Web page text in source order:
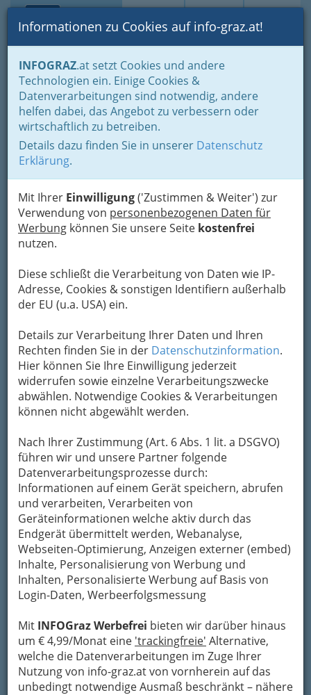
Suche Login Toggle
Informationen zu Cookies auf info-graz.at!
INFOGRAZ.at setzt Cookies und andere
Technologien ein. Einige Cookies &
Datenverarbeitungen sind notwendig, andere
helfen dabei, das Angebot zu verbessern oder
wirtschaftlich zu betreiben.
Details dazu finden Sie in unserer Datenschutz
Erklärung.
Mit Ihrer Einwilligung('Zustimmen & Weiter') zur
Verwendung von personenbezogenen Daten für
Werbung können Sie unsere Seite kostenfrei
nutzen.
Diese schließt die Verarbeitung von Daten wie IP-
Adresse, Cookies & sonstigen Identifiern außerhalb
der EU (u.a. USA) ein.
Details zur Verarbeitung Ihrer Daten und Ihren
Rechten finden Sie in der Datenschutzinformation.
Hier können Sie Ihre Einwilligung jederzeit
widerrufen sowie einzelne Verarbeitungszwecke
abwählen. Notwendige Cookies & Verarbeitungen
können nicht abgewählt werden.
Nach Ihrer Zustimmung (Art. 6 Abs. 1 lit. a DSGVO)
führen wir und unsere Partner folgende
Datenverarbeitungsprozesse durch:
Informationen auf einem Gerät speichern, abrufen
und verarbeiten, Verarbeiten von
Geräteinformationen welche aktiv durch das
Endgerät übermittelt werden, Webanalyse,
Webseiten-Optimierung, Anzeigen externer (embed)
Inhalte, Personalisierung von Werbung und
Inhalten, Personalisierte Werbung auf Basis von
Login-Daten, Werbeerfolgsmessung
Mit INFOGraz Werbefrei bieten wir darüber hinaus
um € 4,99/Monat eine 'trackingfreie' Alternative,
welche die Datenverarbeitungen im Zuge Ihrer
Nutzung von info-graz.at von vornherein auf das
unbedingt notwendige Ausmaß beschränkt – nähere
Home Branchen
Gewerbe, Handwerk, Banken
Information und Consulting
Fachgruppe Unterneh-mensberatung und Informationstechnologie
Unternehmensberater, Betriebsberater
Böschinger Günter Mag.
Plüddemanngasse 71, 8010 Graz
+43 316 464717
Karte
Adresse mit Google Maps anschauen
Navigation
Selbständiger Buch- halter /
Selbständige Buchhalterin
Bilanzbuchhaltung